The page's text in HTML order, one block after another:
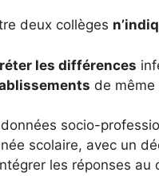
deux collèges
les différences
de
données socio-
scolaire, avec un
les réponses